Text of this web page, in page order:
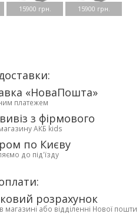
15900 грн. 15900 грн.
«НоваПошта»
платежем
з фірмового
АКБ kids
по Києву
до під'їзду
розрахунок
магазині або відділенні Нової пошти